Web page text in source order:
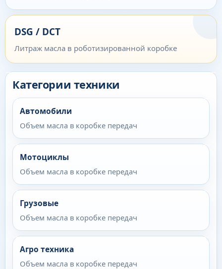
DSG / DCT
Литраж масла в роботизированной коробке
Категории техники
Автомобили
Объем масла в коробке передач
Мотоциклы
Объем масла в коробке передач
Грузовые
Объем масла в коробке передач
Агро техника
Объем масла в коробке передач